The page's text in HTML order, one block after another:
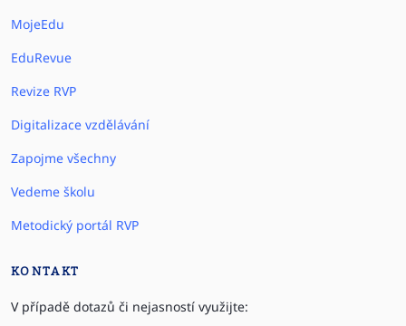
MojeEdu
EduRevue
Revize RVP
Digitalizace vzdělávání
Zapojme všechny
Vedeme školu
Metodický portál RVP
KONTAKT
V případě dotazů či nejasností využijte: